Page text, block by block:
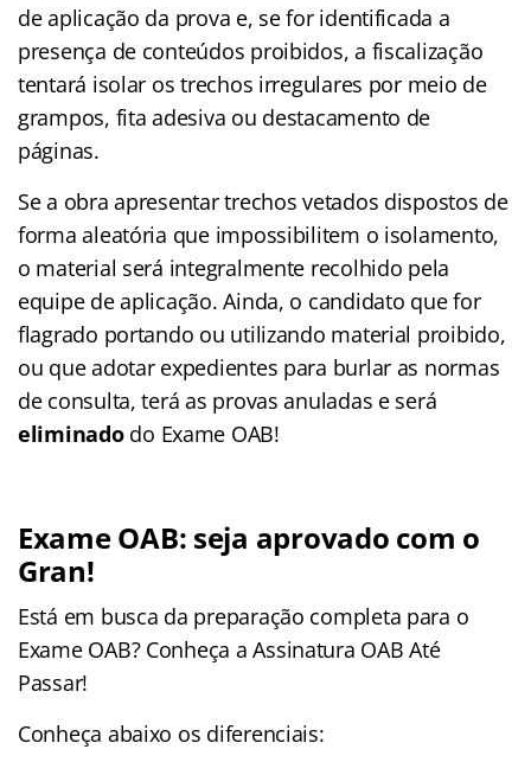
de aplicação da prova e, se for identificada a
presença de conteúdos proibidos, a fiscalização
tentará isolar os trechos irregulares por meio de
grampos, fita adesiva ou destacamento de
páginas.
Se a obra apresentar trechos vetados dispostos de
forma aleatória que impossibilitem o isolamento,
o material será integralmente recolhido pela
equipe de aplicação. Ainda, o candidato que for
flagrado portando ou utilizando material proibido,
ou que adotar expedientes para burlar as normas
de consulta, terá as provas anuladas e será
eliminado do Exame OAB!
Exame OAB: seja aprovado com o
Gran!
Está em busca da preparação completa para o
Exame OAB? Conheça a Assinatura OAB Até
Passar!
Conheça abaixo os diferenciais: